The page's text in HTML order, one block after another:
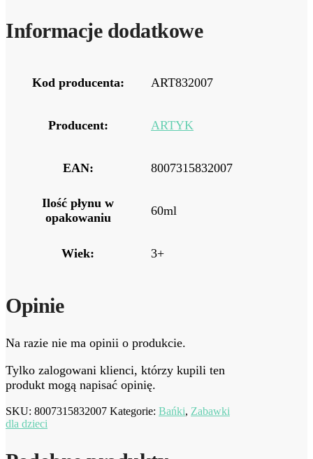
Informacje dodatkowe
Kod producenta: ART832007
Producent: ARTYK
EAN: 8007315832007
Ilość płynu w
opakowaniu
60ml
Wiek: 3+
Opinie
Na razie nie ma opinii o produkcie.
Tylko zalogowani klienci, którzy kupili ten
produkt mogą napisać opinię.
SKU: 8007315832007 Kategorie: Bańki, Zabawki
dla dzieci